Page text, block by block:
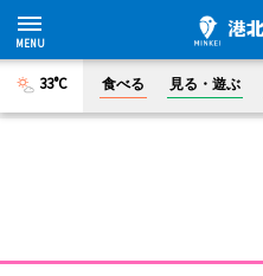
33°C 食べる 見る・遊ぶ